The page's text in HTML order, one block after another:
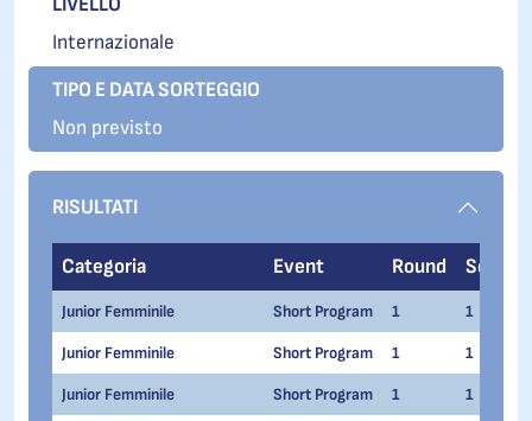
Internazionale
TIPO E DATA SORTEGGIO
Non previsto
RISULTATI
Categoria Event Round Series
Junior Femminile Short Program 1 1
Junior Femminile Short Program 1 1
Junior Femminile Short Program 1 1